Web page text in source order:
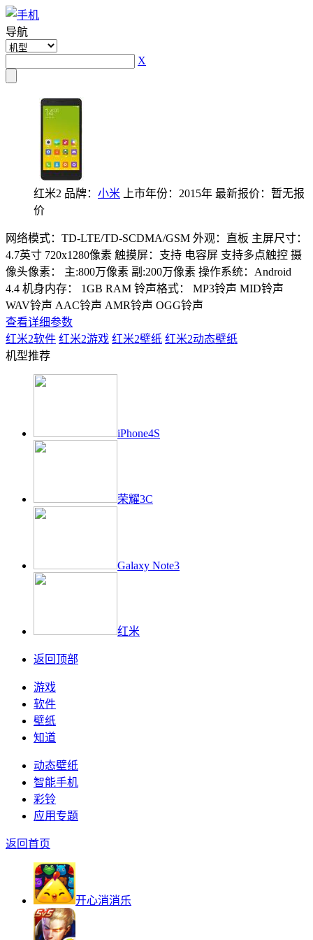
导航
X
红米2 品牌： 小米 上市年份：2015年 最新报价：暂无报
价
网络模式：TD-LTE/TD-SCDMA/GSM 外观：直板 主屏尺寸：
4.7英寸 720x1280像素 触摸屏：支持 电容屏 支持多点触控 摄
像头像素： 主:800万像素 副:200万像素 操作系统：Android
4.4 机身内存： 1GB RAM 铃声格式： MP3铃声 MID铃声
WAV铃声 AAC铃声 AMR铃声 OGG铃声
查看详细参数
红米2软件 红米2游戏 红米2壁纸 红米2动态壁纸
机型推荐
iPhone4S
荣耀3C
Galaxy Note3
红米
返回顶部
游戏
软件
壁纸
知道
动态壁纸
智能手机
彩铃
应用专题
返回首页
开心消消乐